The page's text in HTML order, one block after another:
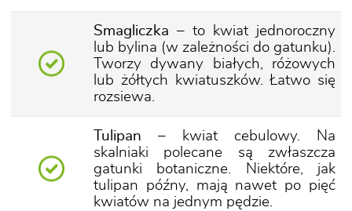
Smagliczka – to kwiat jednoroczny
lub bylina (w zależności do gatunku).
Tworzy dywany białych, różowych
lub żółtych kwiatuszków. Łatwo się
rozsiewa.
Tulipan – kwiat cebulowy. Na
skalniaki polecane są zwłaszcza
gatunki botaniczne. Niektóre, jak
tulipan późny, mają nawet po pięć
kwiatów na jednym pędzie.